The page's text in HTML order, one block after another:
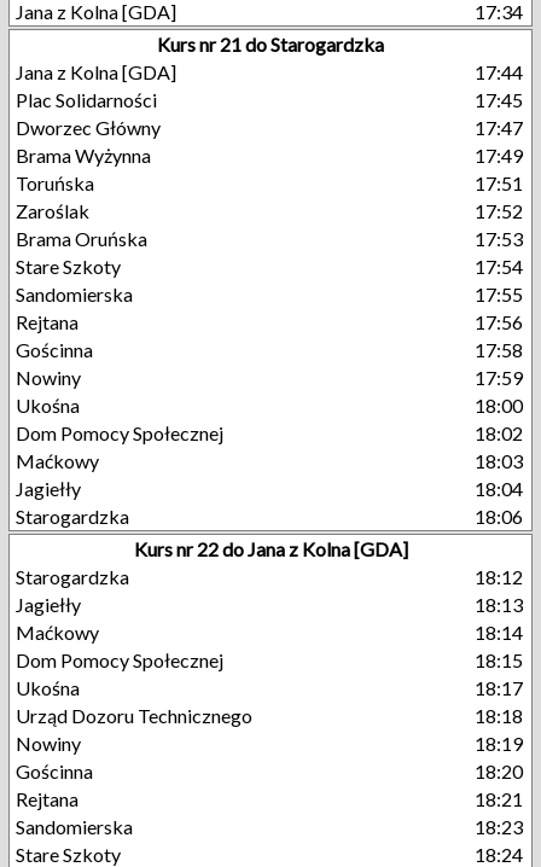
Jana z Kolna [GDA]
17:34
Kurs nr 21 do Starogardzka
Jana z Kolna [GDA]
17:44
Plac Solidarności
17:45
Dworzec Główny
17:47
Brama Wyżynna
17:49
Toruńska
17:51
Zaroślak
17:52
Brama Oruńska
17:53
Stare Szkoty
17:54
Sandomierska
17:55
Rejtana
17:56
Gościnna
17:58
Nowiny
17:59
Ukośna
18:00
Dom Pomocy Społecznej
18:02
Maćkowy
18:03
Jagiełły
18:04
Starogardzka
18:06
Kurs nr 22 do Jana z Kolna [GDA]
Starogardzka
18:12
Jagiełły
18:13
Maćkowy
18:14
Dom Pomocy Społecznej
18:15
Ukośna
18:17
Urząd Dozoru Technicznego
18:18
Nowiny
18:19
Gościnna
18:20
Rejtana
18:21
Sandomierska
18:23
Stare Szkoty
18:24